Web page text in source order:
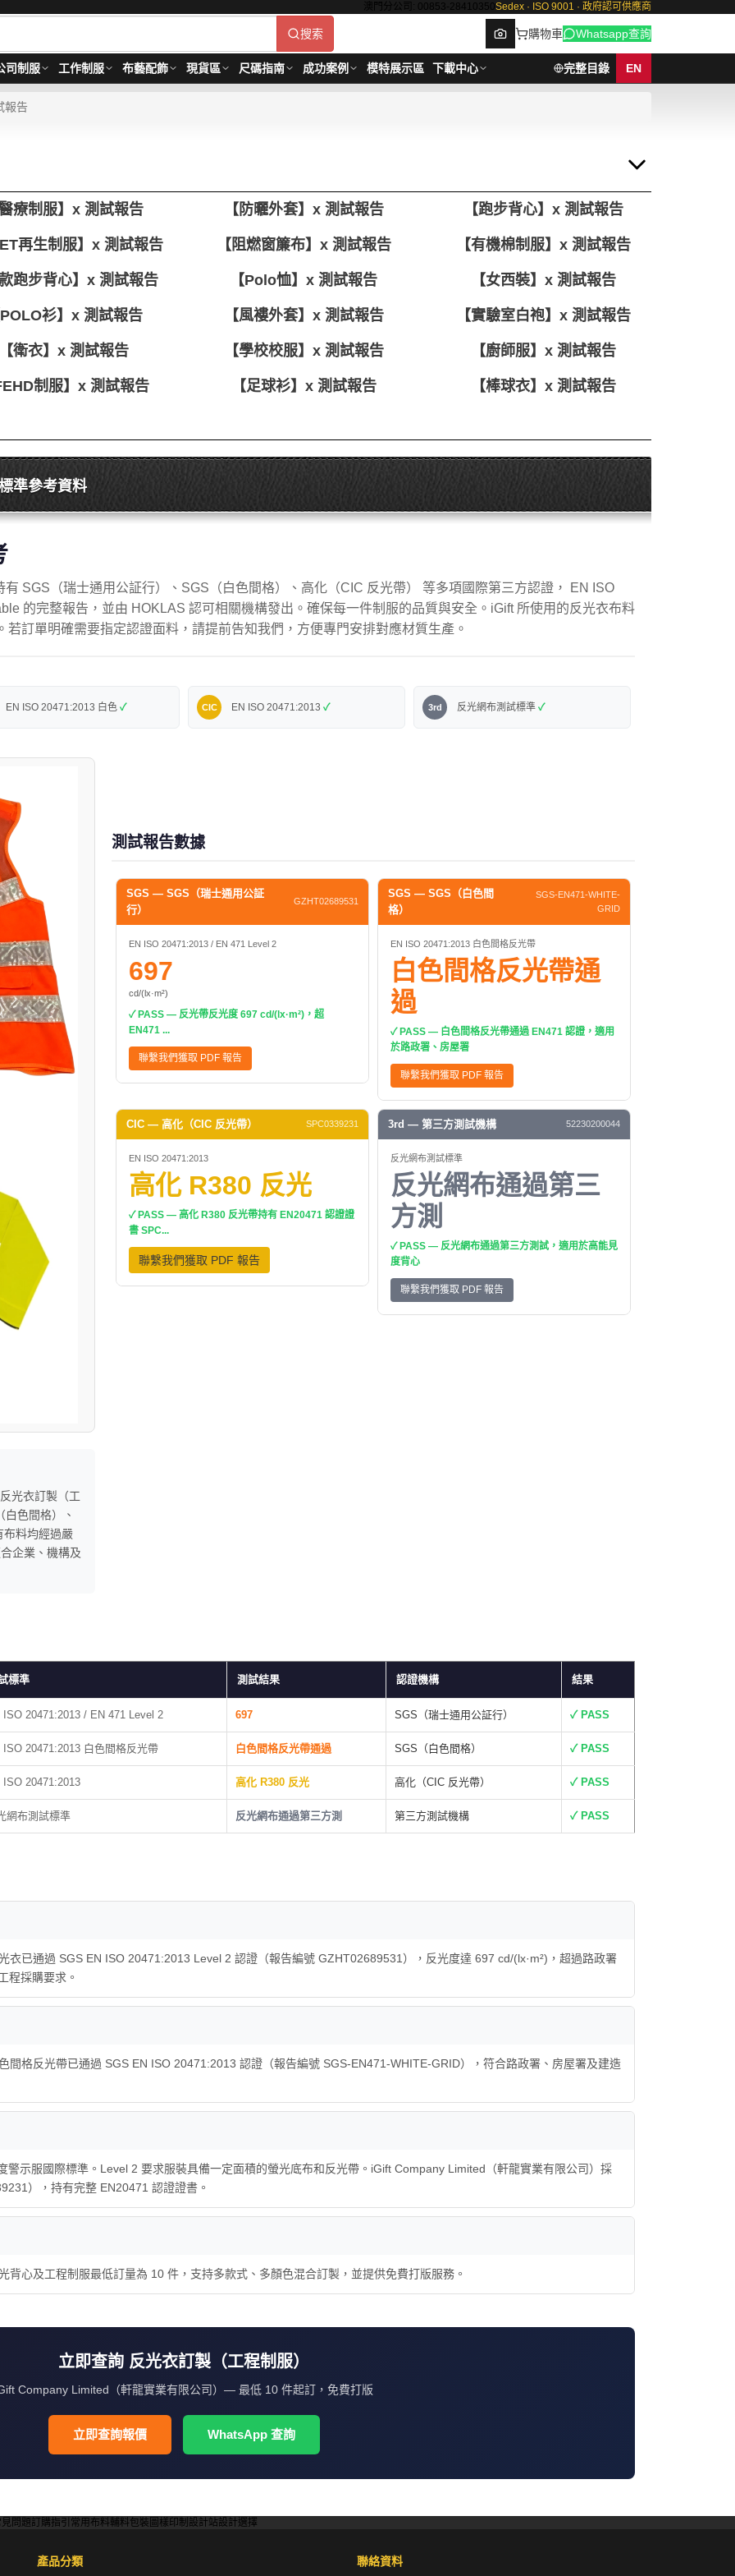
澳門分公司: 00853-28410350 Sedex · ISO 9001 · 政府認可供應商
搜索 購物車 Whatsapp查詢
司制服 工作制服 布藝配飾 現貨區 尺碼指南 成功案例 模特展示區 下載中心 完整目錄 EN
報告
療制服】x 測試報告 【防曬外套】x 測試報告 【跑步背心】x 測試報告
再生制服】x 測試報告 【阻燃窗簾布】x 測試報告 【有機棉制服】x 測試報告
跑步背心】x 測試報告 【Polo恤】x 測試報告 【女西裝】x 測試報告
衫】x 測試報告 【風褸外套】x 測試報告 【實驗室白袍】x 測試報告
衛衣】x 測試報告 【學校校服】x 測試報告 【廚師服】x 測試報告
制服】x 測試報告 【足球衫】x 測試報告 【棒球衣】x 測試報告
準參考資料
SGS（瑞士通用公証行）、SGS（白色間格）、高化（CIC 反光帶） 等多項國際第三方認證， EN ISO
的完整報告，並由 HOKLAS 認可相關機構發出。確保每一件制服的品質與安全。iGift 所使用的反光衣布料
訂單明確需要指定認證面料，請提前告知我們，方便專門安排對應材質生產。
EN ISO 20471:2013 白色 ✓ CIC EN ISO 20471:2013 ✓ 3rd 反光網布測試標準 ✓
光衣訂製（工
色間格）、
布料均經過嚴
企業、機構及
測試報告數據
SGS — SGS（瑞士通用公証
行）
GZHT02689531
EN ISO 20471:2013 / EN 471 Level 2
697
cd/(lx·m²)
✓ PASS — 反光帶反光度 697 cd/(lx·m²)，超
EN471 ...
聯繫我們獲取 PDF 報告
SGS — SGS（白色間
格）
SGS-EN471-WHITE-
GRID
EN ISO 20471:2013 白色間格反光帶
白色間格反光帶通
過
✓ PASS — 白色間格反光帶通過 EN471 認證，適用
於路政署、房屋署
聯繫我們獲取 PDF 報告
CIC — 高化（CIC 反光帶） SPC0339231
EN ISO 20471:2013
高化 R380 反光
✓ PASS — 高化 R380 反光帶持有 EN20471 認證證
書 SPC...
聯繫我們獲取 PDF 報告
3rd — 第三方測試機構 52230200044
反光網布測試標準
反光網布通過第三
方測
✓ PASS — 反光網布通過第三方測試，適用於高能見
度背心
聯繫我們獲取 PDF 報告
標準 測試結果 認證機構 結果
ISO 20471:2013 / EN 471 Level 2 697 SGS（瑞士通用公証行） ✓ PASS
ISO 20471:2013 白色間格反光帶 白色間格反光帶通過 SGS（白色間格） ✓ PASS
ISO 20471:2013 高化 R380 反光 高化（CIC 反光帶） ✓ PASS
網布測試標準 反光網布通過第三方測 第三方測試機構 ✓ PASS
衣已通過 SGS EN ISO 20471:2013 Level 2 認證（報告編號 GZHT02689531），反光度達 697 cd/(lx·m²)，超過路政署
程採購要求。
間格反光帶已通過 SGS EN ISO 20471:2013 認證（報告編號 SGS-EN471-WHITE-GRID），符合路政署、房屋署及建造
警示服國際標準。Level 2 要求服裝具備一定面積的螢光底布和反光帶。iGift Company Limited（軒龍實業有限公司）採
），持有完整 EN20471 認證證書。
心及工程制服最低訂量為 10 件，支持多款式、多顏色混合訂製，並提供免費打版服務。
立即查詢 反光衣訂製（工程制服）
Company Limited（軒龍實業有限公司）— 最低 10 件起訂，免費打版
立即查詢報價 WhatsApp 查詢
問題訂購指引 常用布料輔料包裝 圖樣印制 設計站設計選擇
產品分類 聯絡資料